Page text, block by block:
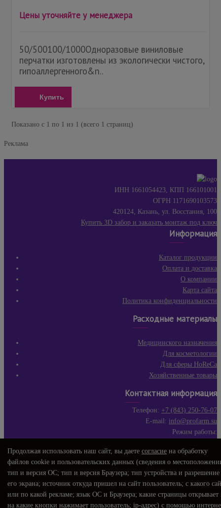
Цены уточняйте у менеджера
50/500100/1000Одноразовые виниловые
перчатки изготовлены из экологически чистого,
гипоаллергенного&n..
Купить
Показано с 1 по 1 из 1 (всего 1 страниц)
Реклама
ИНН 1661054423, КПП 166101001
ОГРН 1171690103573
420124, Казань, ул. Восстания, 100
Купить 3D забор и заказать монтаж под ключ
Информация
Каталог продукции
Оплата и доставка
О компании
Карта сайта
Политика конфиденциальности
Расходные материалы
Медицинского назначения
Для косметологии
Для сферы HoReCa
Хозяйственные товары
Контактная информация
Телефон: +7 (843) 250-76-07
E-mail: info@profarm.su
Режим работы:
ПЯТ 8.00-15.00
СБ-ВС выходные дни
WhatsApp 1:+7 (917) 222-86-78
WhatsApp 2:+7 (903) 307-09-75
Продолжая использовать наш сайт, вы даете согласие на обработку
файлов cookie и пользовательских данных (сведения о
тип и версия ОС; тип и версия Браузера; тип устройства и разрешение
его экрана; источник откуда пришел на сайт пользователь; с какого
или по какой рекламе; язык ОС и Браузера; какие страницы открывает
на какие кнопки нажимает пользователь; ip-адрес) с помощью